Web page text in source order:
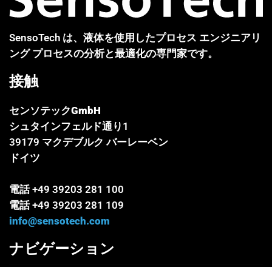
SensoTech は、液体を使用したプロセス エンジニアリ
ング プロセスの分析と最適化の専門家です。
接触
センソテックGmbH
シュタインフェルド通り1
39179 マクデブルク バーレーベン
ドイツ
電話 +49 39203 281 100
電話 +49 39203 281 109
info@sensotech.com
ナビゲーション